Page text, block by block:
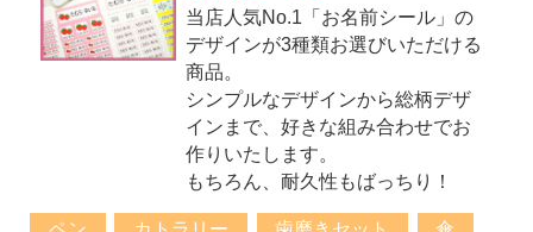
当店人気No.1「お名前シール」の
デザインが3種類お選びいただける
商品。
シンプルなデザインから総柄デザ
インまで、好きな組み合わせでお
作りいたします。
もちろん、耐久性もばっちり！